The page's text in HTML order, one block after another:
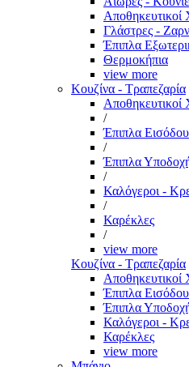
Αποθηκευτικοί
Γλάστρες -
Έπιπλα
Θερμοκήπια
view more
Κουζίνα - Τραπεζαρία
Αποθηκευτικοί
/
Έπιπλα Εισόδου
/
Έπιπλα
/
Καλόγεροι -
/
Καρέκλες
/
view more
Κουζίνα - Τραπεζαρία
Αποθηκευτικοί
Έπιπλα Εισόδου
Έπιπλα
Καλόγεροι -
Καρέκλες
view more